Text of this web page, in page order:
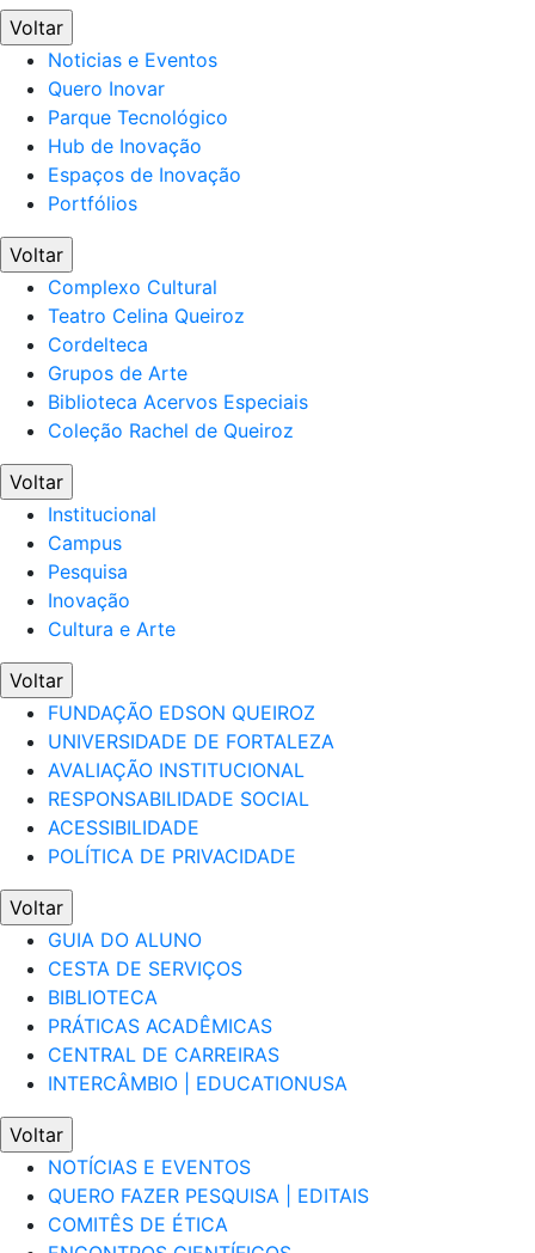
Voltar
Noticias e Eventos
Quero Inovar
Parque Tecnológico
Hub de Inovação
Espaços de Inovação
Portfólios
Voltar
Complexo Cultural
Teatro Celina Queiroz
Cordelteca
Grupos de Arte
Biblioteca Acervos Especiais
Coleção Rachel de Queiroz
Voltar
Institucional
Campus
Pesquisa
Inovação
Cultura e Arte
Voltar
FUNDAÇÃO EDSON QUEIROZ
UNIVERSIDADE DE FORTALEZA
AVALIAÇÃO INSTITUCIONAL
RESPONSABILIDADE SOCIAL
ACESSIBILIDADE
POLÍTICA DE PRIVACIDADE
Voltar
GUIA DO ALUNO
CESTA DE SERVIÇOS
BIBLIOTECA
PRÁTICAS ACADÊMICAS
CENTRAL DE CARREIRAS
INTERCÂMBIO | EDUCATIONUSA
Voltar
NOTÍCIAS E EVENTOS
QUERO FAZER PESQUISA | EDITAIS
COMITÊS DE ÉTICA